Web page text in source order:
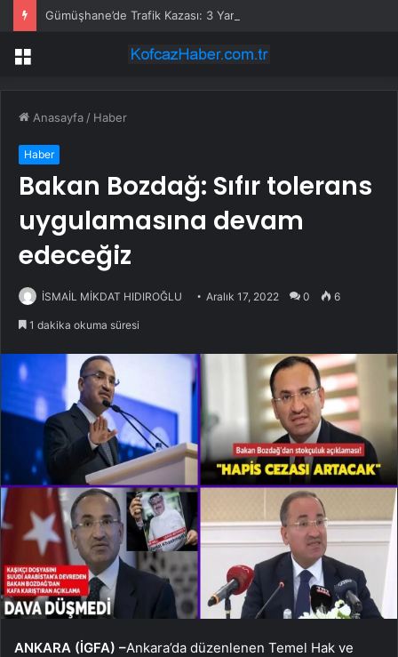
Gümüşhane’de Trafik Kazası: 3 Yaralı
Menü
Anasayfa / Haber
Haber
Bakan Bozdağ: Sıfır tolerans
uygulamasına devam
edeceğiz
İSMAİL MİKDAT HIDIROĞLU Aralık 17, 2022 0 6
1 dakika okuma süresi
ANKARA (İGFA) –Ankara’da düzenlenen Temel Hak ve